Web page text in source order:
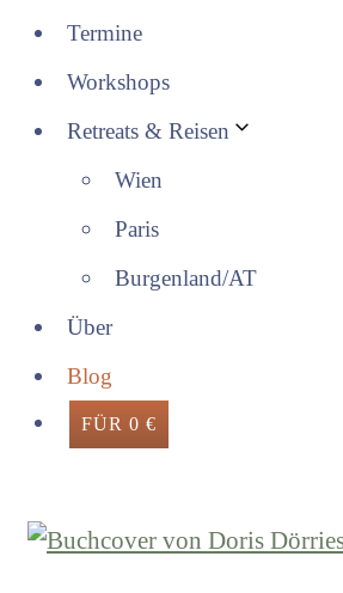
Termine
Workshops
Retreats & Reisen
Wien
Paris
Burgenland/AT
Über
Blog
FÜR 0 €